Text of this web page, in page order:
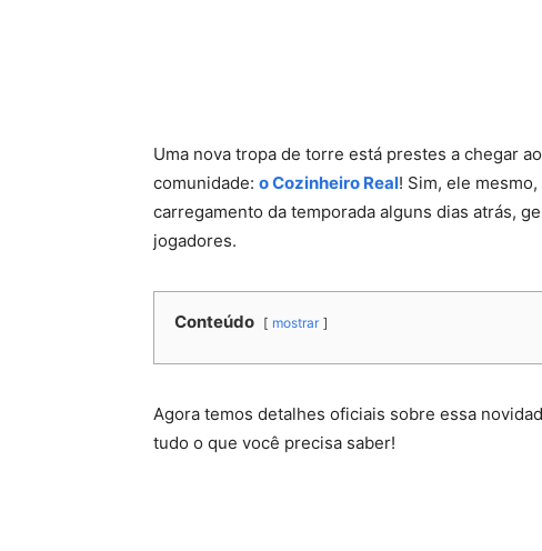
Uma nova tropa de torre está prestes a chegar
comunidade: o Cozinheiro Real! Sim, ele
carregamento da temporada alguns dias atrás,
jogadores.
Conteúdo mostrar
Agora temos detalhes oficiais sobre essa
tudo o que você precisa saber!